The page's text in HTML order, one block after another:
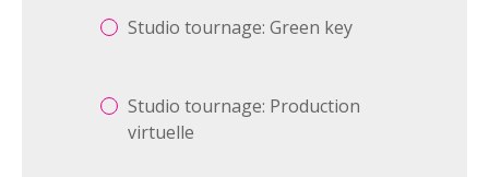
Studio tournage: Green key
Studio tournage: Production
virtuelle